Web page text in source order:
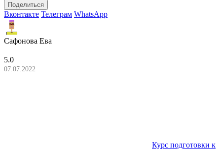
Поделиться
Вконтакте Телеграм WhatsApp
Сафонова Ева
5.0
07.07.2022
Курс подготовки к